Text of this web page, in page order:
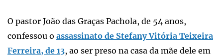
O pastor João das Graças Pachola, de 54 anos,
confessou o assassinato de Stefany Vitória Teixeira
Ferreira, de 13, ao ser preso na casa da mãe dele em